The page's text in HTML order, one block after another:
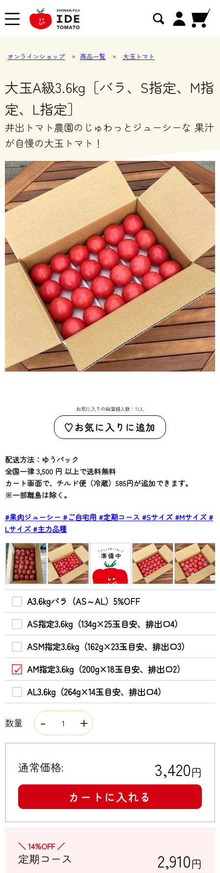
オンラインショップ » 商品一覧 » 大玉トマト
大玉A級3.6kg［バラ、S指定、M指
定、L指定］
井出トマト農園のじゅわっとジューシーな 果汁
が自慢の大玉トマト！
お気に入りの総登録人数：11人
お気に入りに追加
配送方法：ゆうパック
全国一律 3,500 円 以上で送料無料
カート画面で、チルド便（冷蔵）585円が追加できます。
※一部離島は除く。
#果肉ジューシー #ご自宅用 #定期コース #Sサイズ#Mサイズ#
Lサイズ#主力品種
A3.6kgバラ（AS～AL）5%OFF
AS指定3.6kg（134g×25玉目安、排出口4）
ASM指定3.6kg（162g×23玉目安、排出口3）
AM指定3.6kg（200g×18玉目安、排出口2）
AL3.6kg（264g×14玉目安、排出口4）
数量
通常価格: 3,420円
カートに入れる
＼ 14%OFF ／
定期コース 2,910円